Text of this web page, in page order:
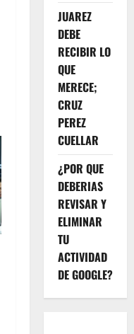
JUAREZ
DEBE
RECIBIR LO
QUE
MERECE;
CRUZ
PEREZ
CUELLAR
¿POR QUE
DEBERIAS
REVISAR Y
ELIMINAR
TU
ACTIVIDAD
DE GOOGLE?